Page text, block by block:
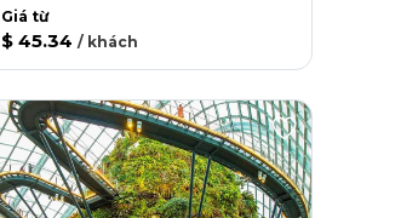
Giá từ
$ 45.34 / khách